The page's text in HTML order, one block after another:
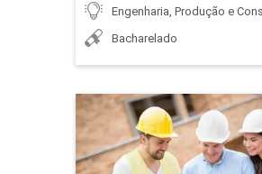
CONFORMAÇÃO MECÂNICA
Engenharia, Produção e
Bacharelado
Detalhes do